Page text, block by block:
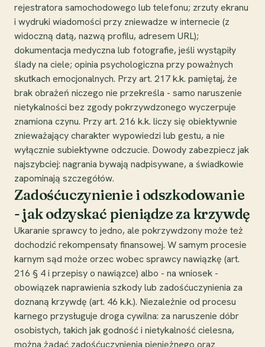
rejestratora samochodowego lub telefonu; zrzuty ekranu
i wydruki wiadomości przy zniewadze w internecie (z
widoczną datą, nazwą profilu, adresem URL);
dokumentacja medyczna lub fotografie, jeśli wystąpiły
ślady na ciele; opinia psychologiczna przy poważnych
skutkach emocjonalnych. Przy art. 217 k.k. pamiętaj, że
brak obrażeń niczego nie przekreśla - samo naruszenie
nietykalności bez zgody pokrzywdzonego wyczerpuje
znamiona czynu. Przy art. 216 k.k. liczy się obiektywnie
znieważający charakter wypowiedzi lub gestu, a nie
wyłącznie subiektywne odczucie. Dowody zabezpiecz jak
najszybciej: nagrania bywają nadpisywane, a świadkowie
zapominają szczegółów.
Zadośćuczynienie i odszkodowanie
- jak odzyskać pieniądze za krzywdę
Ukaranie sprawcy to jedno, ale pokrzywdzony może też
dochodzić rekompensaty finansowej. W samym procesie
karnym sąd może orzec wobec sprawcy nawiązkę (art.
216 § 4 i przepisy o nawiązce) albo - na wniosek -
obowiązek naprawienia szkody lub zadośćuczynienia za
doznaną krzywdę (art. 46 k.k.). Niezależnie od procesu
karnego przysługuje droga cywilna: za naruszenie dóbr
osobistych, takich jak godność i nietykalność cielesna,
można żądać zadośćuczynienia pieniężnego oraz